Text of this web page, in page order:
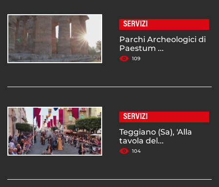
SERVIZI
Parchi Archeologici di
Paestum ...
109
SERVIZI
Teggiano (Sa), 'Alla
tavola del...
104